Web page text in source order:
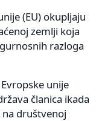
(EU) okupljaju
zemlji koja
razloga
unije
članica ikada
na društvenoj